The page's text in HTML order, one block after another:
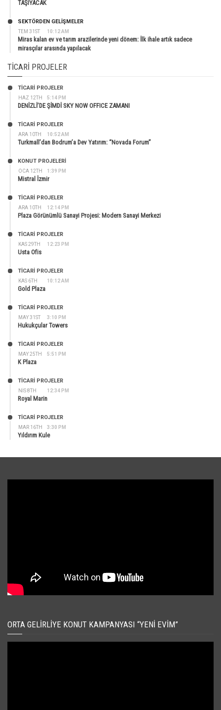
TAŞIYACAK
TEM 31ST 10:12 AM
SEKTÖRDEN GELIŞMELER
Miras kalan ev ve tarım arazilerinde yeni dönem: İlk ihale artık sadece
mirasçılar arasında yapılacak
TICARI PROJELER
HAZ 12TH 5:14 PM
TİCARİ PROJELER
DENİZLİ’DE ŞİMDİ SKY NOW OFFICE ZAMANI
ARA 10TH 10:52 AM
TİCARİ PROJELER
Turkmall’dan Bodrum’a Dev Yatırım: “Novada Forum”
OCA 12TH 1:39 PM
KONUT PROJELERI
Mistral İzmir
ARA 10TH 12:14 PM
TİCARİ PROJELER
Plaza Görünümlü Sanayi Projesi: Modern Sanayi Merkezi
KAS 29TH 12:23 PM
TİCARİ PROJELER
Usta Ofis
KAS 6TH 10:12 AM
TİCARİ PROJELER
Gold Plaza
MAY 31ST 3:10 PM
TİCARİ PROJELER
Hukukçular Towers
MAY 25TH 5:51 PM
TİCARİ PROJELER
K Plaza
NIS 8TH 12:34 PM
TİCARİ PROJELER
Royal Marin
MAR 16TH 3:30 PM
TİCARİ PROJELER
Yıldırım Kule
ORTA GELIRLIYE KONUT KAMPANYASI “YENI EVIM”